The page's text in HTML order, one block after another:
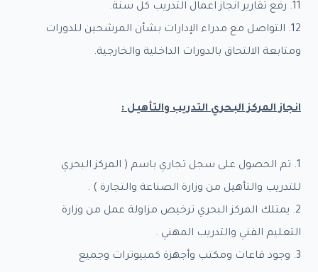
11. رفع تقارير انجاز اعمال التدريب كل سنة.
12. التواصل مع مدراء الإدارات بشأن المرشحين للدورات
ومتابعة الالتحاق بالدورات الداخلية والخارجية.
انجاز المركز البحري التدريب والتأهيل :
1. تم الحصول على سجل تجاري باسم ( المركز البحري
للتدريب والتأهيل من وزارة الصناعة والتجارة ) .
2. يمتلك المركز البحري ترخيص مزاولة عمل من وزارة
التعليم الفني والتدريب المهني .
3. وجود قاعات ومكتب وأجهزة كمبيوترات وجميع